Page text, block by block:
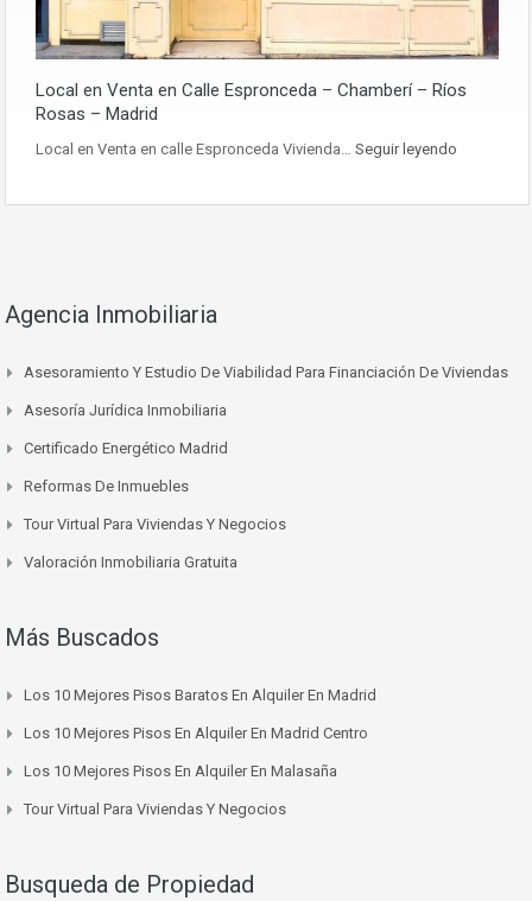
Local en Venta en Calle Espronceda – Chamberí – Ríos
Rosas – Madrid
Local en Venta en calle Espronceda Vivienda… Seguir leyendo
Agencia Inmobiliaria
Asesoramiento Y Estudio De Viabilidad Para Financiación De Viviendas
Asesoría Jurídica Inmobiliaria
Certificado Energético Madrid
Reformas De Inmuebles
Tour Virtual Para Viviendas Y Negocios
Valoración Inmobiliaria Gratuita
Más Buscados
Los 10 Mejores Pisos Baratos En Alquiler En Madrid
Los 10 Mejores Pisos En Alquiler En Madrid Centro
Los 10 Mejores Pisos En Alquiler En Malasaña
Tour Virtual Para Viviendas Y Negocios
Busqueda de Propiedad